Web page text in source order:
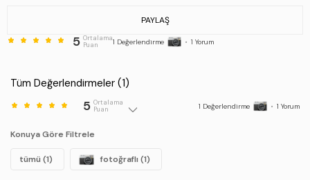
PAYLAŞ
5 Ortalama
Puan
1 Değerlendirme • 1 Yorum
Tüm Değerlendirmeler (1)
5 Ortalama
Puan
1 Değerlendirme • 1 Yorum
Konuya Göre Filtrele
tümü (1) fotoğraflı (1)